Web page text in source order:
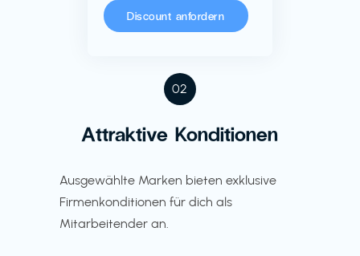
02
Attraktive Konditionen
Ausgewählte Marken bieten exklusive
Firmenkonditionen für dich als
Mitarbeitender an.
Discount anfordern